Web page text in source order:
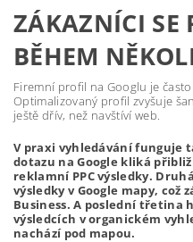
ZÁKAZNÍCI SE
BĚHEM
Firemní profil na Googlu je
Optimalizovaný profil zvyšuje
ještě dřív, než navštíví web.
V praxi vyhledávání funguje
dotazu na Google kliká
reklamní PPC výsledky.
výsledky v Google mapy, což
Business. A poslední třetina
výsledcích v organickém
nachází pod mapou.